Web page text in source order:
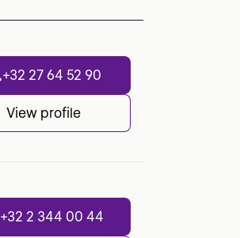
+32 27 64 52 90
View profile
+32 2 344 00 44